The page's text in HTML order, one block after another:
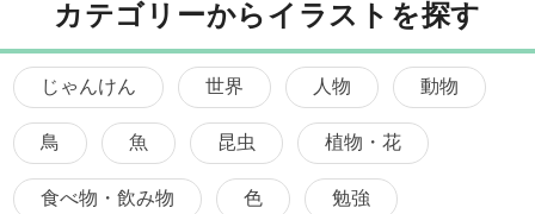
カテゴリーからイラストを探す
じゃんけん 世界 人物 動物
鳥 魚 昆虫 植物・花
食べ物・飲み物 色 勉強